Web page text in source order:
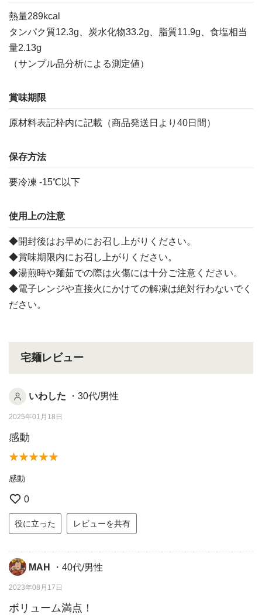
熱量289kcal
タンパク質12.3g、炭水化物33.2g、脂質11.9g、食塩相当
量2.13g
（サンプル品分析による測定値）
賞味期限
原材料表記枠内に記載（商品発送日より40日間）
保存方法
要冷凍 -15℃以下
使用上の注意
◆開封後はお早めにお召し上がりください。
◆賞味期限内にお召し上がりください。
◆湯煎時や麺茹での際は火傷には十分ご注意ください。
◆電子レンジや直接火にかけての解凍は絶対行わないでく
ださい。
宅麺レビュー
いわした ・30代/男性
2025年01月18日
感動
感動
0
役に立った レビューを共有
MAH ・40代/男性
2023年08月17日
ボリューム満点！